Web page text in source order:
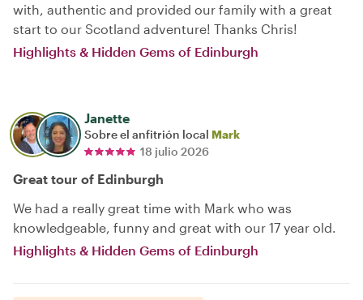
with, authentic and provided our family with a great
start to our Scotland adventure! Thanks Chris!
Highlights & Hidden Gems of Edinburgh
Janette
Sobre el anfitrión local Mark
18 julio 2026
Great tour of Edinburgh
We had a really great time with Mark who was
knowledgeable, funny and great with our 17 year old.
Highlights & Hidden Gems of Edinburgh